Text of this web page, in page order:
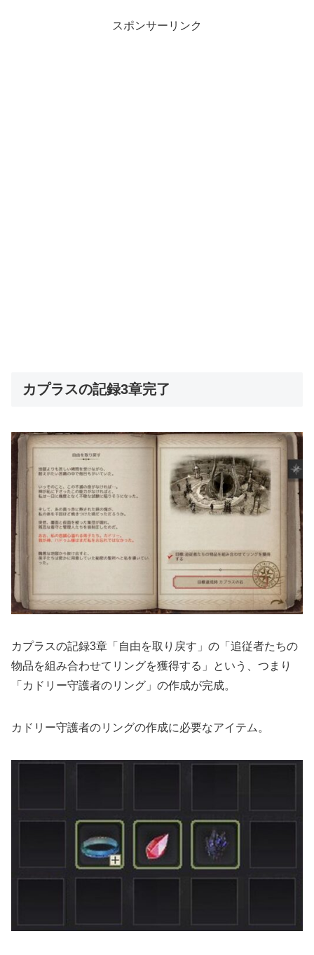
スポンサーリンク
カプラスの記録3章完了
カプラスの記録3章「自由を取り戻す」の「追従者たちの
物品を組み合わせてリングを獲得する」という、つまり
「カドリー守護者のリング」の作成が完成。
カドリー守護者のリングの作成に必要なアイテム。